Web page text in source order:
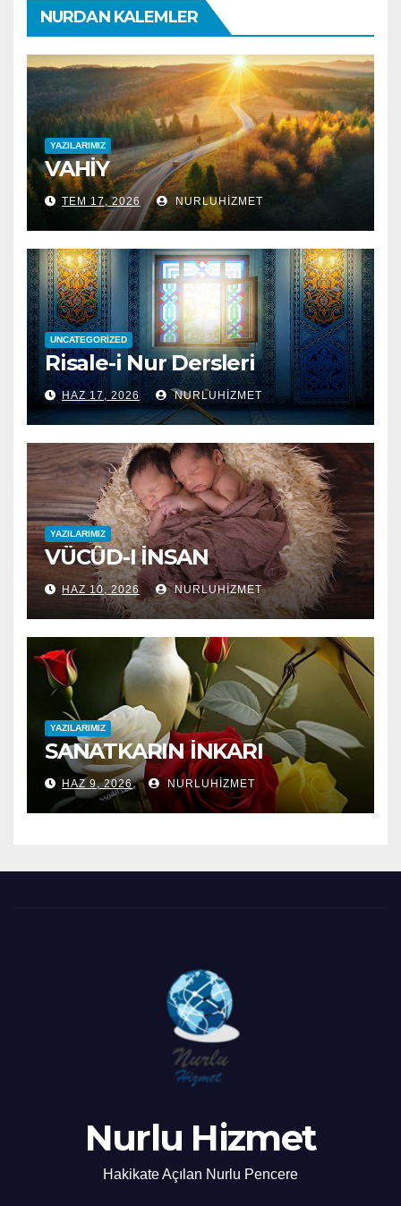
NURDAN KALEMLER
YAZILARIMIZ
VAHİY
TEM 17, 2026 NURLUHIZMET
UNCATEGORIZED
Risale-i Nur Dersleri
HAZ 17, 2026 NURLUHIZMET
YAZILARIMIZ
VÜCÛD-I İNSAN
HAZ 10, 2026 NURLUHIZMET
YAZILARIMIZ
SANATKARIN İNKARI
HAZ 9, 2026 NURLUHIZMET
Nurlu Hizmet
Hakikate Açılan Nurlu Pencere